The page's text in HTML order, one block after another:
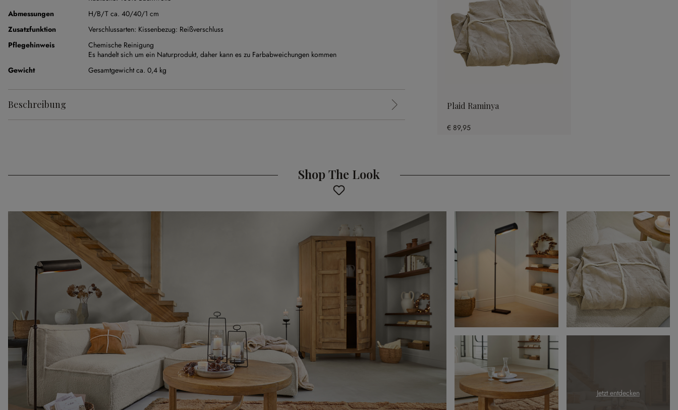
Abmessungen
H/B/T ca. 40/40/1 cm
Zusatzfunktion
Verschlussarten: Kissenbezug: Reißverschluss
Pflegehinweis
Chemische Reinigung
Es handelt sich um ein Naturprodukt, daher kann es zu Farbabweichungen kommen
Gewicht
Gesamtgewicht ca. 0,4 kg
Beschreibung Plaid Raminya
€ 89,95
Shop The Look
Jetzt entdecken